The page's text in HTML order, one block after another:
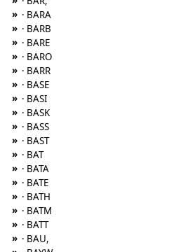
» · BARA
» · BARB
» · BARE
» · BARO
» · BARR
» · BASE
» · BASI
» · BASK
» · BASS
» · BAST
» · BAT
» · BATA
» · BATE
» · BATH
» · BATM
» · BATT
» · BAU,